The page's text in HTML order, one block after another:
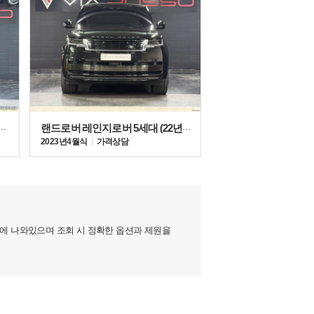
년~현재) S500L 4매틱
랜드로버 레인지로버 5세대 (22년~현재) 4.4 P530 LWB
2023년 4월식
가격상담
나와있으며 조회 시 정확한 옵션과 제원을